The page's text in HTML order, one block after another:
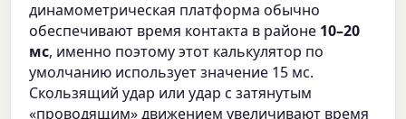
динамометрическая платформа обычно
обеспечивают время контакта в районе 10–20
мс, именно поэтому этот калькулятор по
умолчанию использует значение 15 мс.
Скользящий удар или удар с затянутым
«проводящим» движением увеличивают время